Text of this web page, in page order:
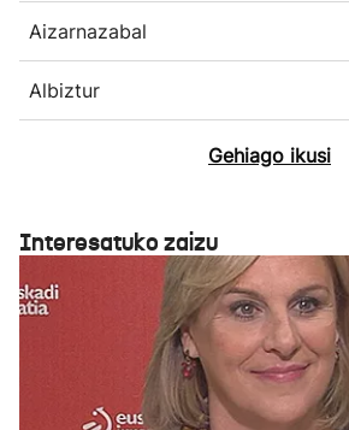
Aizarnazabal
Albiztur
Gehiago ikusi
Interesatuko zaizu